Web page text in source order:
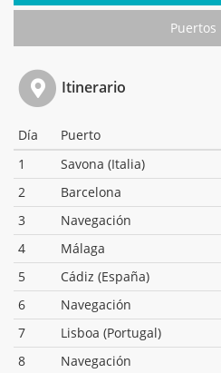
Puertos
Itinerario
Día Puerto
1
Savona (Italia)
2
Barcelona
3
Navegación
4
Málaga
5
Cádiz (España)
6
Navegación
7
Lisboa (Portugal)
8
Navegación